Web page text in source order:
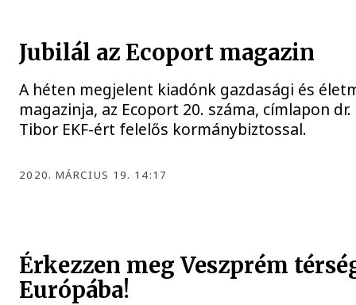
Jubilál az Ecoport magazin
A héten megjelent kiadónk gazdasági és
magazinja, az Ecoport 20. száma, címlapon
Tibor EKF-ért felelős kormánybiztossal.
2020. MÁRCIUS 19. 14:17
Érkezzen meg Veszprém
Európába!